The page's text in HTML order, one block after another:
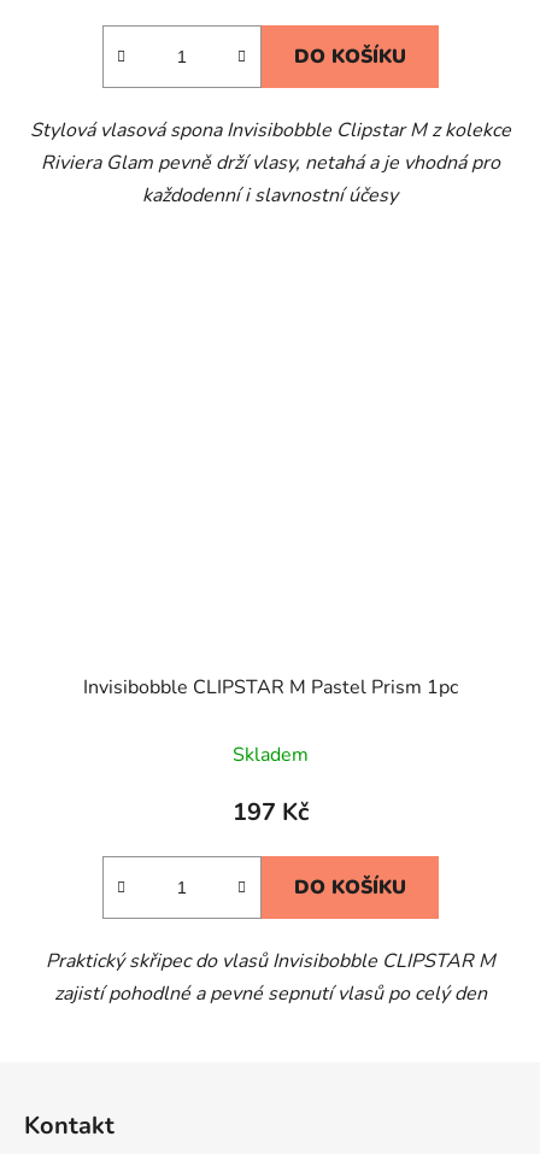
DO KOŠÍKU
Stylová vlasová spona Invisibobble Clipstar M z kolekce
Riviera Glam pevně drží vlasy, netahá a je vhodná pro
každodenní i slavnostní účesy
Invisibobble CLIPSTAR M Pastel Prism 1pc
Skladem
197 Kč
DO KOŠÍKU
Praktický skřipec do vlasů Invisibobble CLIPSTAR M
zajistí pohodlné a pevné sepnutí vlasů po celý den
Kontakt